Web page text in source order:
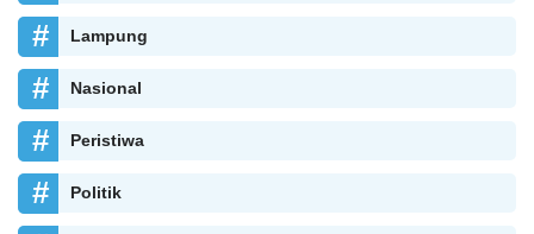
Lampung
Nasional
Peristiwa
Politik